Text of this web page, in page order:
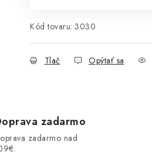
Kód tovaru: 3030
Tlač Opýtať sa
zadarmo
zadarmo nad